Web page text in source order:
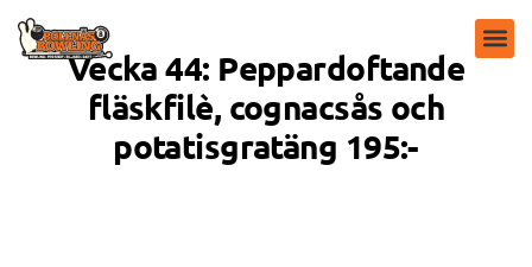
Vecka 44: Peppardoftande
fläskfilè, cognacsås och
potatisgratäng 195:-